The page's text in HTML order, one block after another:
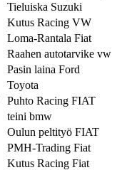
Tieluiska Suzuki
Kutus Racing VW
Loma-Rantala Fiat
Raahen autotarvike vw
Pasin laina Ford
Toyota
Puhto Racing FIAT
teini bmw
Oulun peltityö FIAT
PMH-Trading Fiat
Kutus Racing Fiat